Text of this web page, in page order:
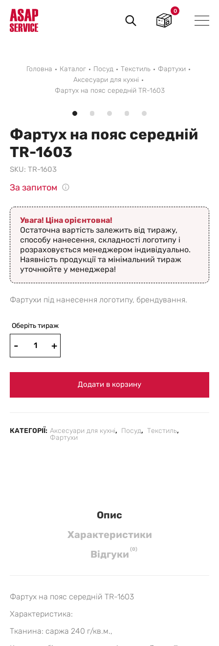
Пошук
товарів
0
Головна Каталог Посуд Текстиль
Фартухи
Аксесуари для кухні
Фартух на пояс середній TR-1603
Фартух на пояс середній
TR-1603
SKU: TR-1603
За запитом
Увага! Ціна орієнтовна!
Остаточна вартість залежить від тиражу,
способу нанесення, складності логотипу і
розраховується менеджером індивідуально.
Наявність продукції та мінімальний тираж
уточнюйте у менеджера!
Фартухи під нанесення логотипу, брендування.
Оберіть тираж
Додати в корзину
КАТЕГОРІЇ: Аксесуари для кухні, Посуд, Текстиль,
Фартухи
Опис
Характеристики
Вiдгуки (0)
Фартух на пояс середній TR-1603
Характеристика:
Тканина: саржа 240 г/кв.м.,